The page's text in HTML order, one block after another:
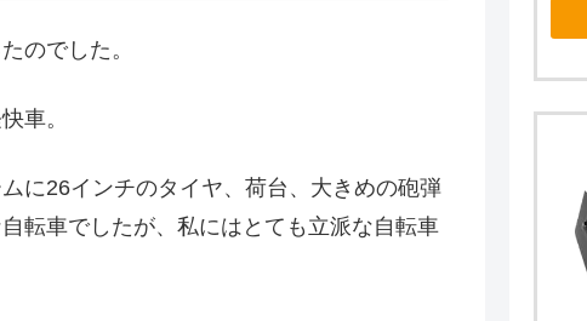
のでした。
車。
に26インチのタイヤ、荷台、大きめの砲弾
転車でしたが、私にはとても立派な自転車